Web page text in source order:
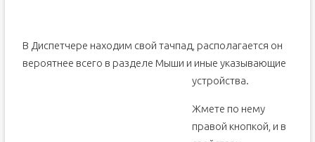
В Диспетчере находим свой тачпад, располагается он
вероятнее всего в разделе Мыши и иные указывающие
устройства.
Жмете по нему
правой кнопкой, и в